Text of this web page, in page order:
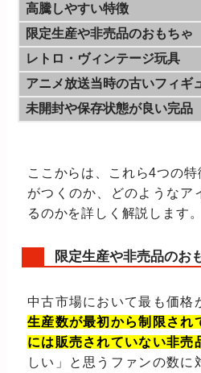
高騰しやすい特徴
限定生産や非売品のおもちゃ
レトロ・ヴィンテージ玩具
アニメ放送当時の古いフィギ
未開封や保存状態が良い完品
ここからは、これら4つの
がつくのか、どのようなア
るのかを詳しく解説します。
限定生産や非売品のお
中古市場において最も価格
生産数が最初から制限され
には販売されていない非売
しい」と思うファンの数に